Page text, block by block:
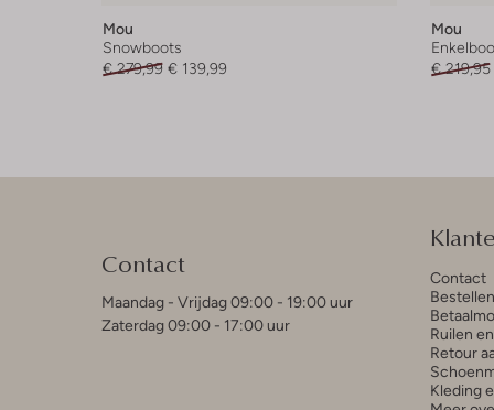
Mou
Snowboots
€ 279,99 € 139,99
Mou
€ 219,95
Contact
Maandag - Vrijdag 09:00 - 19:00 uur
Zaterdag 09:00 - 17:00 uur
Contact
Ruilen
Retour
Kleding